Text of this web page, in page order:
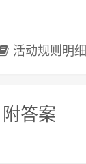
活动规则明细
答案